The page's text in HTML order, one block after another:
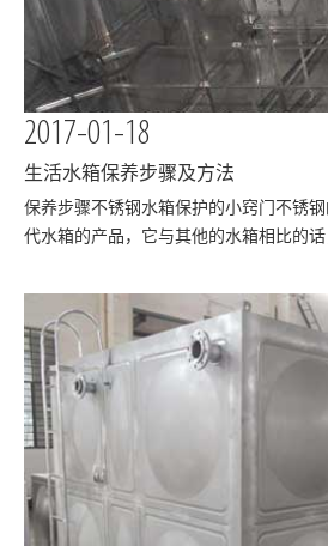
2017-01-18
生活水箱保养步骤及方法
保养步骤不锈钢水箱保护的小窍门不锈
代水箱的产品，它与其他的水箱相比的
自家的水箱，但是怎么保护呢？步骤如
然后打开排污水的阀门，把水箱中剩下